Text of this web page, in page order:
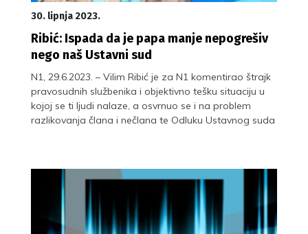
30. lipnja 2023.
Ribić: Ispada da je papa manje nepogrešiv
nego naš Ustavni sud
N1, 29.6.2023. – Vilim Ribić je za N1 komentirao štrajk
pravosudnih službenika i objektivno tešku situaciju u
kojoj se ti ljudi nalaze, a osvrnuo se i na problem
razlikovanja člana i nečlana te Odluku Ustavnog suda